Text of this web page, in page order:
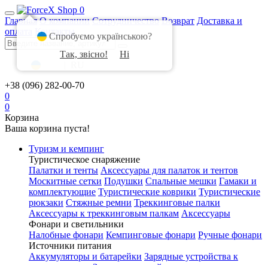
0
Главная О компании Сотрудничество Возврат Доставка и
оплата
Контакты
+38 (096) 282-00-70
0
0
Корзина
Ваша корзина пуста!
Туризм и кемпинг
Туристическое снаряжение
Палатки и тенты Аксессуары для палаток и тентов
Москитные сетки Подушки Спальные мешки Гамаки и
комплектующие Туристические коврики Туристические
рюкзаки Стяжные ремни Треккинговые палки
Аксессуары к треккинговым палкам Аксессуары
Фонари и светильники
Налобные фонари Кемпинговые фонари Ручные фонари
Источники питания
Аккумуляторы и батарейки Зарядные устройства к
Спробуємо українською?
Так, звісно!
Ні